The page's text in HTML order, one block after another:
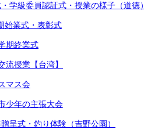
学級委員認証式・授業の様子（道徳）
業式・表彰式
期終業式
授業【台湾】
マス会
少年の主張大会
呈式・釣り体験（吉野公園）